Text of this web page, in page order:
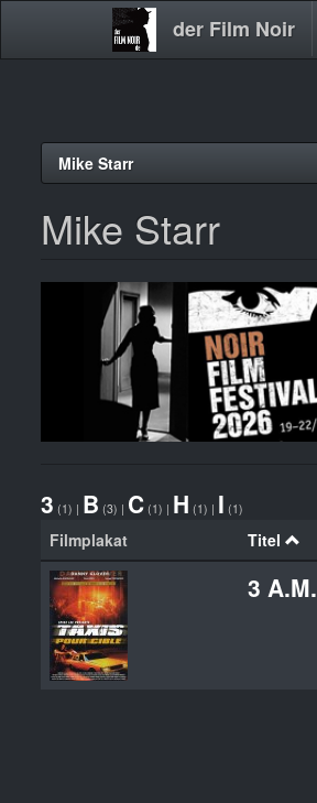
der Film Noir
Main
Mike Starr
Mike Starr
3 (1) | B (3) | C (1) | H (1) | I (1)
Filmplakat Titel
3 A.M.